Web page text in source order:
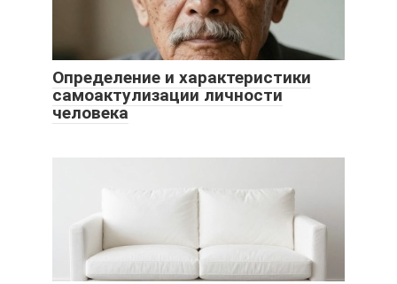
Определение и характеристики
самоактулизации личности
человека